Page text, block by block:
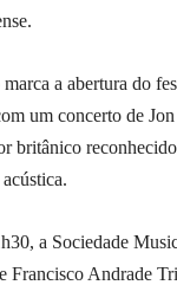
a abertura do
um concerto de
britânico
a Sociedade
Francisco Andrade